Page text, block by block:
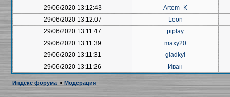
29/06/2020 13:12:43
Artem_K
29/06/2020 13:12:07
Leon
29/06/2020 13:11:47
piplay
29/06/2020 13:11:39
maxy20
29/06/2020 13:11:31
gladkyi
29/06/2020 13:11:26
Иван
Индекс форума » Модерация